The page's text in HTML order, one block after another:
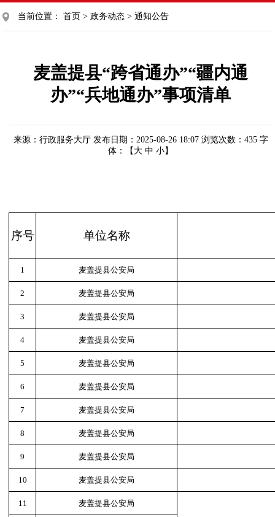
当前位置：首页 >政务动态 >通知公告
麦盖提县“跨省通办”“疆内通
办”“兵地通办”事项清单
来源：行政服务大厅 发布日期：2025-08-26 18:07 浏览次数： 435 字
体：【 大 中 小】
序号 单位名称
1 麦盖提县公安局
2 麦盖提县公安局
3 麦盖提县公安局
4 麦盖提县公安局
5 麦盖提县公安局
6 麦盖提县公安局
7 麦盖提县公安局
8 麦盖提县公安局
9 麦盖提县公安局
10 麦盖提县公安局
11 麦盖提县公安局